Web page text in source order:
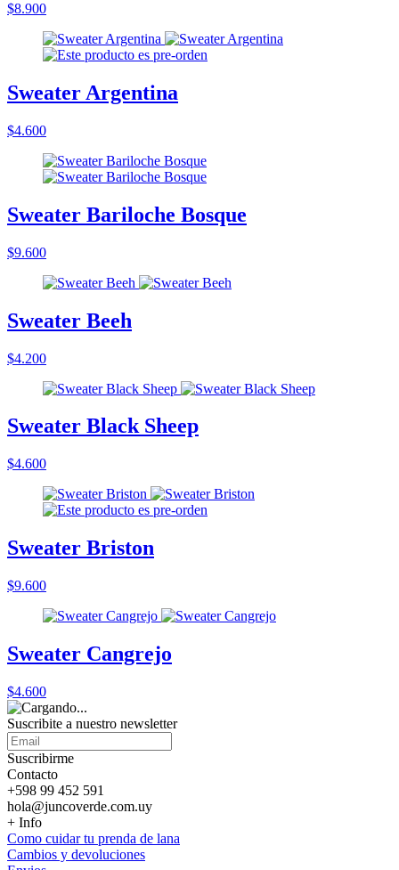
$8.900
Sweater Argentina
$4.600
Sweater Bariloche Bosque
$9.600
Sweater Beeh
$4.200
Sweater Black Sheep
$4.600
Sweater Briston
$9.600
Sweater Cangrejo
$4.600
Suscribite a nuestro newsletter
Suscribirme
Contacto
+598 99 452 591
hola@juncoverde.com.uy
+ Info
Como cuidar tu prenda de lana
Cambios y devoluciones